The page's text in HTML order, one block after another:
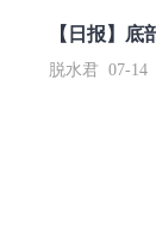
【日报】
脱水君 07-14